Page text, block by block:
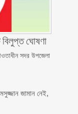
বিলুপ্ত ঘোষণা
সদর উপজেলা
জামান নেই,